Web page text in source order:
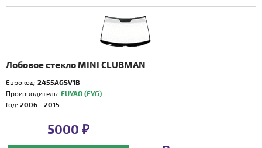
Лобовое стекло MINI CLUBMAN
Еврокод: 2455AGSV1B
Производитель: FUYAO (FYG)
Год: 2006 - 2015
5000 ₽